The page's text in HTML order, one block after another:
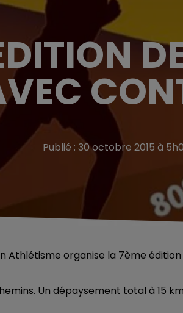
Publié : 30 octobre 2015 à
Athlétisme organise la 7ème
Un dépaysement total à 15 km